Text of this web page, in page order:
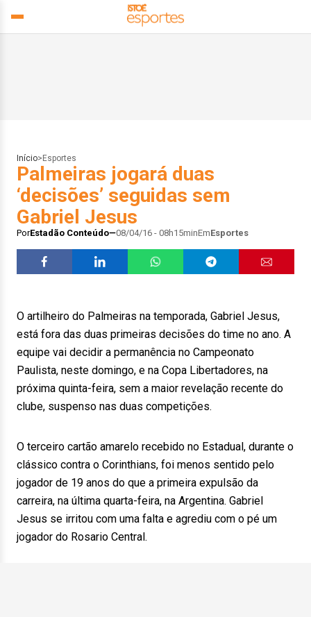
Início> Esportes
Palmeiras jogará duas
‘decisões’ seguidas sem
Gabriel Jesus
PorEstadão Conteúdo 08/04/16 - 08h15minEmEsportes
O artilheiro do Palmeiras na temporada, Gabriel Jesus,
está fora das duas primeiras decisões do time no ano. A
equipe vai decidir a permanência no Campeonato
Paulista, neste domingo, e na Copa Libertadores, na
próxima quinta-feira, sem a maior revelação recente do
clube, suspenso nas duas competições.
O terceiro cartão amarelo recebido no Estadual, durante o
clássico contra o Corinthians, foi menos sentido pelo
jogador de 19 anos do que a primeira expulsão da
carreira, na última quarta-feira, na Argentina. Gabriel
Jesus se irritou com uma falta e agrediu com o pé um
jogador do Rosario Central.